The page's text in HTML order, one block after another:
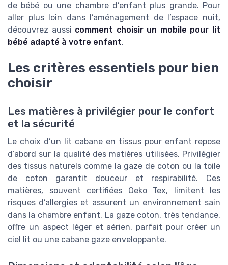
de bébé ou une chambre d’enfant plus grande. Pour
aller plus loin dans l’aménagement de l’espace nuit,
découvrez aussi comment choisir un mobile pour lit
bébé adapté à votre enfant.
Les critères essentiels pour bien
choisir
Les matières à privilégier pour le confort
et la sécurité
Le choix d’un lit cabane en tissus pour enfant repose
d’abord sur la qualité des matières utilisées. Privilégier
des tissus naturels comme la gaze de coton ou la toile
de coton garantit douceur et respirabilité. Ces
matières, souvent certifiées Oeko Tex, limitent les
risques d’allergies et assurent un environnement sain
dans la chambre enfant. La gaze coton, très tendance,
offre un aspect léger et aérien, parfait pour créer un
ciel lit ou une cabane gaze enveloppante.